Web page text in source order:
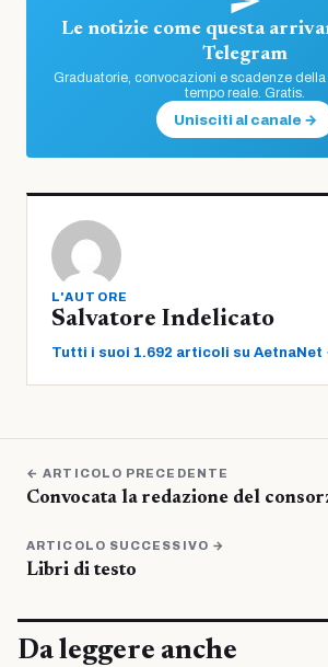
Le notizie come questa
Telegram
Graduatorie, convocazioni e scadenze
tempo reale. Gratis.
Unisciti al canale →
L'AUTORE
Salvatore Indelicato
Tutti i suoi 1.692 articoli su AetnaNet
← ARTICOLO PRECEDENTE
Convocata la redazione del
ARTICOLO SUCCESSIVO →
Libri di testo
Da leggere anche